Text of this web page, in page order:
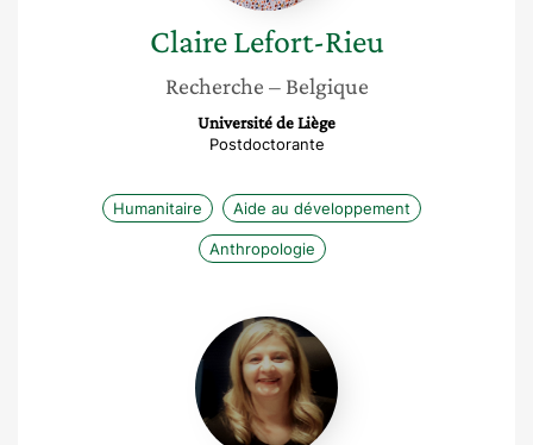
Claire Lefort-Rieu
Recherche – Belgique
Université de Liège
Postdoctorante
Humanitaire Aide au développement
Anthropologie
Chafiaa
Djouadi